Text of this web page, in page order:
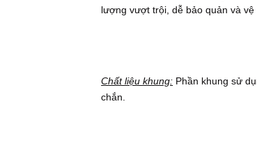
lượng vượt trội, dễ bảo quản và
Chất liệu khung: Phần khung sử
chắn.